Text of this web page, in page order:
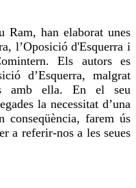
Ram, han elaborat unes
l’Oposició d'Esquerra i
. Els autors es
d’Esquerra, malgrat
amb ella. En el seu
la necessitat d’una
conseqüència, farem ús
a referir-nos a les seues